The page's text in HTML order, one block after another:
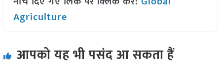
Agriculture
आपको यह भी पसंद आ सकता हैं